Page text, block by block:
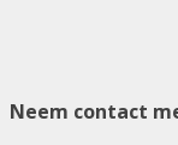
Neem contact